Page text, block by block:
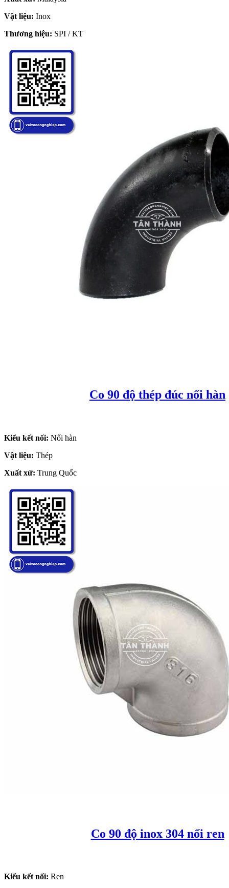
Vật liệu: Inox
Thương hiệu: SPI / KT
Co 90 độ thép đúc nối hàn
Kiểu kết nối: Nối hàn
Vật liệu: Thép
Xuất xứ: Trung Quốc
Co 90 độ inox 304 nối ren
Kiểu kết nối: Ren